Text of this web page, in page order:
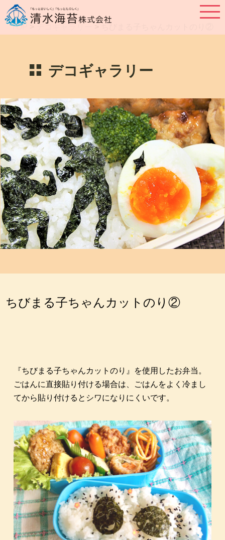
TOP
デコギャラリー
ちびまる子ちゃんカットのり②
『ちびまる子ちゃんカットのり』を使用したお弁当。
ごはんに直接貼り付ける場合は、ごはんをよく冷まし
てから貼り付けるとシワになりにくいです。